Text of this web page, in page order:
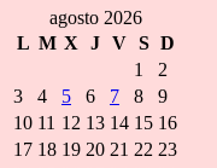
agosto 2026
L M X J V S D
1
2
3
4 5 6 7 8
9
10 11 12 13 14 15 16
17 18 19 20 21 22 23